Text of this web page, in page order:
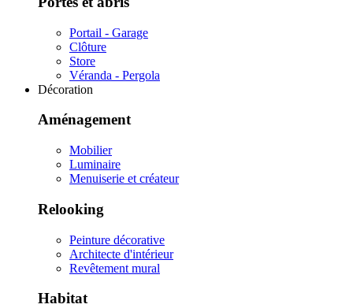
Portail - Garage
Clôture
Store
Véranda - Pergola
Décoration
Aménagement
Mobilier
Luminaire
Menuiserie et créateur
Relooking
Peinture décorative
Architecte d'intérieur
Revêtement mural
Habitat